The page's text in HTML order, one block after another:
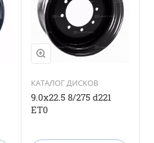
КАТАЛОГ ДИСКОВ
9.0x22.5 8/275 d221
ET0